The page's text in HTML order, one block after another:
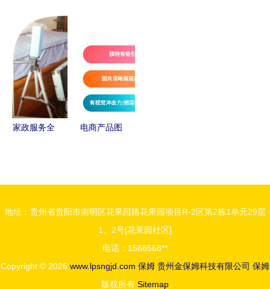
八年老店，
专业月嫂、
保姆与育婴
师服务
缘 原班人
马出演 家
政题材引关
注
家政服务全
电商产品图
地址：贵州省贵阳市南明区花果园路花果园项目R-2区第2栋1单元29层
1、2号[花果园社区]
电话：1568568**
Copyright © 2026 www.lpsngjd.com 保姆 贵州金保姆科技有限公司 保姆
版权所有 Sitemap